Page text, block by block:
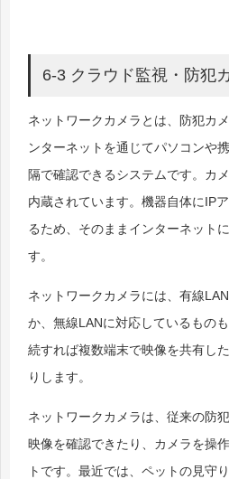
6-3 クラウド監視・防犯
ネットワークカメラとは、防犯カ
ンターネットを通じてパソコンや
隔で確認できるシステムです。カ
内蔵されています。機器自体にIP
るため、そのままインターネット
す。
ネットワークカメラには、有線
か、無線LANに対応しているもの
続すれば複数端末で映像を共有し
りします。
ネットワークカメラは、従来の防
映像を確認できたり、カメラを操
トです。最近では、ペットの見守